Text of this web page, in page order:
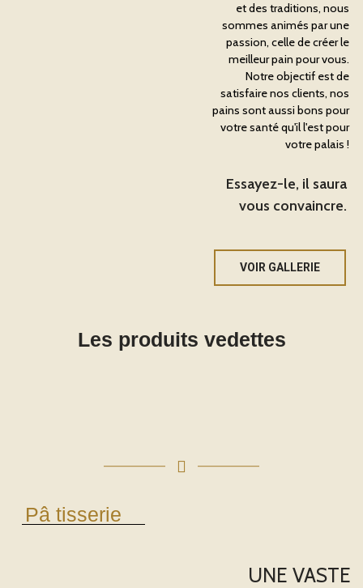
et des traditions, nous
sommes animés par une
passion, celle de créer le
meilleur pain pour vous.
Notre objectif est de
satisfaire nos clients, nos
pains sont aussi bons pour
votre santé qu'il l'est pour
votre palais !
Essayez-le, il saura
vous convaincre.
VOIR GALLERIE
Les produits vedettes
Pâ tisserie
UNE VASTE